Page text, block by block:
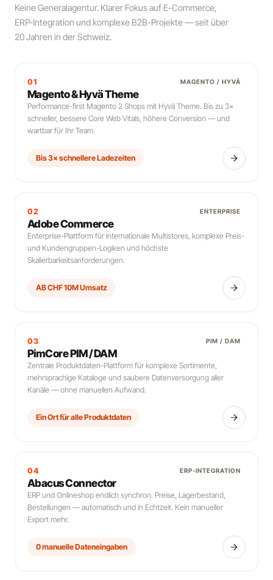
Keine Generalagentur. Klarer Fokus auf E-Commerce,
ERP-Integration und komplexe B2B-Projekte — seit über
20 Jahren in der Schweiz.
01 MAGENTO / HYVÄ
Magento & Hyvä Theme
Performance-first Magento 2 Shops mit Hyvä Theme. Bis zu 3×
schneller, bessere Core Web Vitals, höhere Conversion — und
wartbar für Ihr Team.
Bis 3× schnellere Ladezeiten
02 ENTERPRISE
Adobe Commerce
Enterprise-Plattform für internationale Multistores, komplexe Preis-
und Kundengruppen-Logiken und höchste
Skalierbarkeitsanforderungen.
AB CHF 10M Umsatz
03 PIM / DAM
PimCore PIM / DAM
Zentrale Produktdaten-Plattform für komplexe Sortimente,
mehrsprachige Kataloge und saubere Datenversorgung aller
Kanäle — ohne manuellen Aufwand.
Ein Ort für alle Produktdaten
04 ERP-INTEGRATION
Abacus Connector
ERP und Onlineshop endlich synchron. Preise, Lagerbestand,
Bestellungen — automatisch und in Echtzeit. Kein manueller
Export mehr.
0 manuelle Dateneingaben